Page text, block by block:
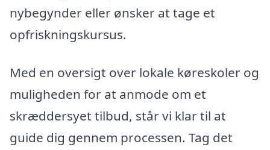
nybegynder eller ønsker at tage et
opfriskningskursus.
Med en oversigt over lokale køreskoler og
muligheden for at anmode om et
skræddersyet tilbud, står vi klar til at
guide dig gennem processen. Tag det